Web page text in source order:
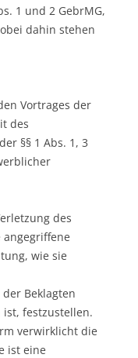
1 und 2 GebrMG,
dahin stehen
Vortrages der
des
§§ 1 Abs. 1, 3
des
wie sie
Beklagten
festzustellen.
verwirklicht die
ist eine